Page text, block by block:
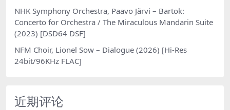
NHK Symphony Orchestra, Paavo Järvi – Bartok:
Concerto for Orchestra / The Miraculous Mandarin Suite
(2023) [DSD64 DSF]
NFM Choir, Lionel Sow – Dialogue (2026) [Hi-Res
24bit/96KHz FLAC]
近期评论